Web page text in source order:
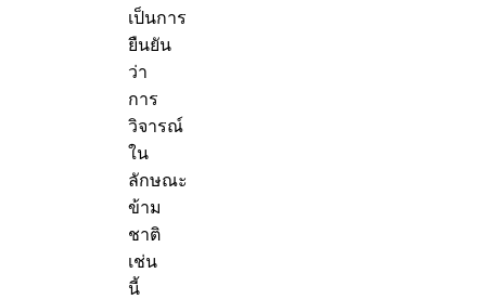
เป็นการ
ยืนยัน
ว่า
การ
วิจารณ์
ใน
ลักษณะ
ข้าม
ชาติ
เช่น
นี้